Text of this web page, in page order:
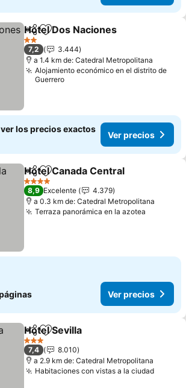
CompartirAgregar a favoritos
Hotel Dos Naciones
2 Estrellas
7,2
3.444
a 1.4 km de: Catedral Metropolitana
Alojamiento económico en el distrito de
Guerrero
los precios exactos
Ver precios
CompartirAgregar a favoritos
Hotel Canada Central
4 Estrellas
8,9 Excelente
4.379
a 0.3 km de: Catedral Metropolitana
Terraza panorámica en la azotea
Ver precios
CompartirAgregar a favoritos
Hotel Sevilla
3 Estrellas
7,4
8.010
a 2.9 km de: Catedral Metropolitana
Habitaciones con vistas a la ciudadVer